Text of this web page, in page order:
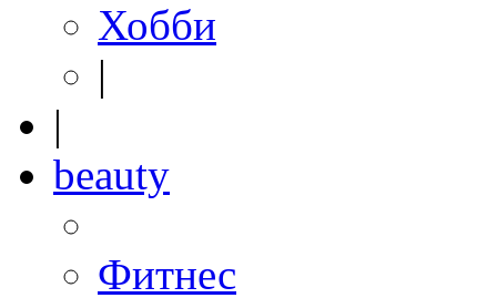
Хобби
|
|
beauty
Фитнес